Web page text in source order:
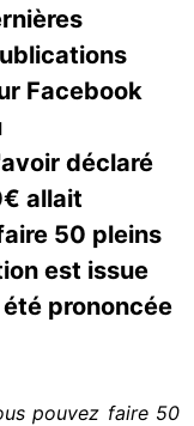
Facebook
déclaré
allait
50 pleins
est issue
prononcée
pouvez faire 50